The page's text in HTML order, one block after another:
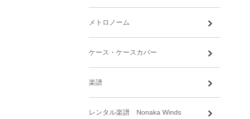
メトロノーム
ケース・ケースカバー
楽譜
レンタル楽譜 Nonaka Winds